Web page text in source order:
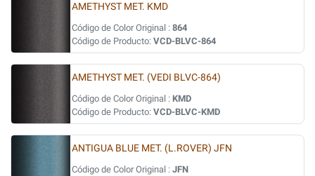
AMETHYST MET. KMD
Código de Color Original : 864
Código de Producto: VCD-BLVC-864
AMETHYST MET. (VEDI BLVC-864)
Código de Color Original : KMD
Código de Producto: VCD-BLVC-KMD
ANTIGUA BLUE MET. (L.ROVER) JFN
Código de Color Original : JFN